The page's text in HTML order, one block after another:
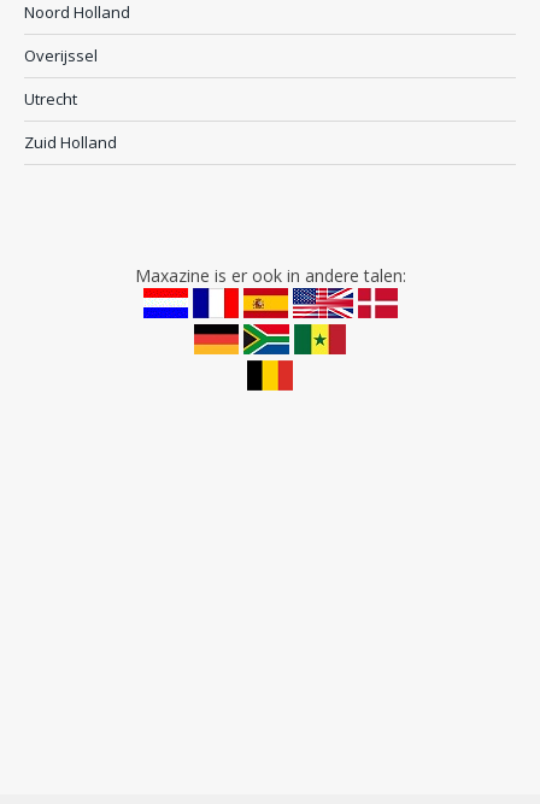
Noord Holland
Overijssel
Utrecht
Zuid Holland
Maxazine is er ook in andere talen: